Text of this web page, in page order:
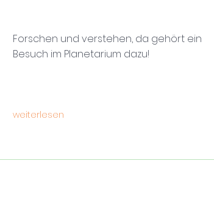
Forschen und verstehen, da gehört ein
Besuch im Planetarium dazu!
weiterlesen